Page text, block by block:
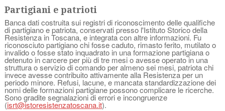
Partigiani e patrioti
Banca dati costruita sui registri di riconoscimento delle qualifiche
di partigiano e patriota, conservati presso l'Istituto Storico della
Resistenza in Toscana, e integrata con altre informazioni. Fu
riconosciuto partigiano chi fosse caduto, rimasto ferito, mutilato o
invalido o fosse stato inquadrato in una formazione partigiana o
detenuto in carcere per più di tre mesi o avesse operato in una
struttura o servizio di comando per almeno sei mesi, patriota chi
invece avesse contribuito attivamente alla Resistenza per un
periodo minore. Refusi, lacune, e mancata standardizzazione dei
nomi delle formazioni partigiane possono complicare le ricerche.
Sono gradite segnalazioni di errori e incongruenze
(isrt@istoresistenzatoscana.it).